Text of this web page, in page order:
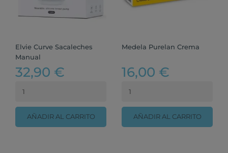
Elvie Curve Sacaleches
Manual
32,90 €
AÑADIR AL CARRITO
Medela Purelan Crema
16,00 €
AÑADIR AL CARRITO